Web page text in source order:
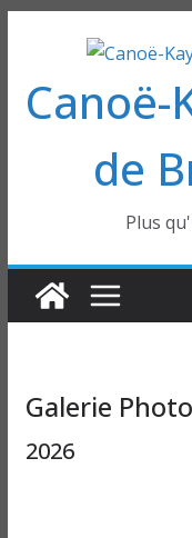
contenu
Canoë-
de
Plus
Galerie
2026